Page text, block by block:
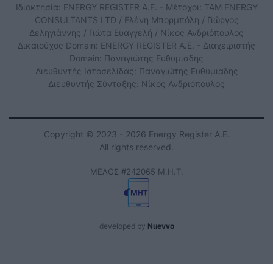
Ιδιοκτησία: ENERGY REGISTER Α.Ε. - Μέτοχοι: TAM ENERGY
CONSULTANTS LTD / Ελένη Μπορμπόλη / Γιώργος
Δεληγιάννης / Γιώτα Ευαγγελή / Νίκος Ανδριόπουλος
Δικαιούχος Domain: ENERGY REGISTER Α.Ε. - Διαχειριστής
Domain: Παναγιώτης Ευθυμιάδης
Διευθυντής Ιστοσελίδας: Παναγιώτης Ευθυμιάδης
Διευθυντής Σύνταξης: Νίκος Ανδριόπουλος
Copyright © 2023 - 2026 Energy Register Α.Ε.
All rights reserved.
ΜΕΛΟΣ #242065 Μ.Η.Τ.
developed by Nuevvo